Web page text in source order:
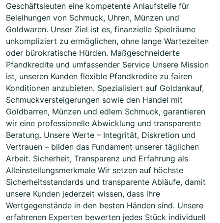
Geschäftsleuten eine kompetente Anlaufstelle für
Beleihungen von Schmuck, Uhren, Münzen und
Goldwaren. Unser Ziel ist es, finanzielle Spielräume
unkompliziert zu ermöglichen, ohne lange Wartezeiten
oder bürokratische Hürden. Maßgeschneiderte
Pfandkredite und umfassender Service Unsere Mission
ist, unseren Kunden flexible Pfandkredite zu fairen
Konditionen anzubieten. Spezialisiert auf Goldankauf,
Schmuckversteigerungen sowie den Handel mit
Goldbarren, Münzen und edlem Schmuck, garantieren
wir eine professionelle Abwicklung und transparente
Beratung. Unsere Werte – Integrität, Diskretion und
Vertrauen – bilden das Fundament unserer täglichen
Arbeit. Sicherheit, Transparenz und Erfahrung als
Alleinstellungsmerkmale Wir setzen auf höchste
Sicherheitsstandards und transparente Abläufe, damit
unsere Kunden jederzeit wissen, dass ihre
Wertgegenstände in den besten Händen sind. Unsere
erfahrenen Experten bewerten jedes Stück individuell